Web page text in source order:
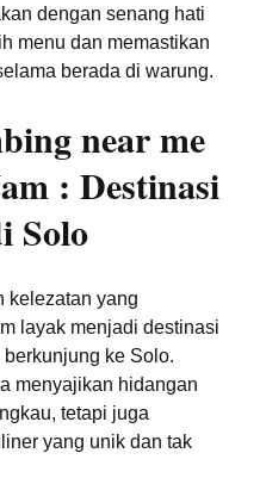
dengan senang hati
menu dan memastikan
berada di warung.
near me
: Destinasi
Solo
kelezatan yang
layak menjadi destinasi
ke Solo.
menyajikan hidangan
tetapi juga
yang unik dan tak